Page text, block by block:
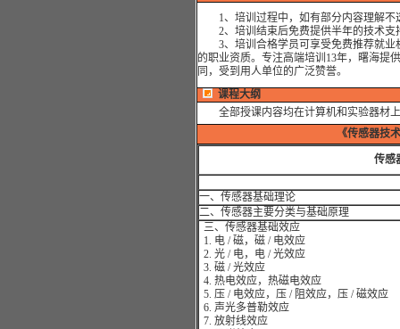
1、培训过程中，如有部分内容理解不
2、培训结束后免费提供半年的技术支
3、培训合格学员可享受免费推荐就业
的职业资质。专注高端培训13年，曙海提
同，受到用人单位的广泛赞誉。
课程大纲
全部授课内容均在计算机和实验器材
《传感器技
传感
一、传感器基础理论
二、传感器主要分类与基础原理
三、传感器基础效应
1. 电 / 磁，磁 / 电效应
2. 光 / 电，电 / 光效应
3. 磁 / 光效应
4. 热电效应，热磁电效应
5. 压 / 电效应，压 / 阻效应，压 / 磁效应
6. 声光多普勒效应
7. 放射线效应